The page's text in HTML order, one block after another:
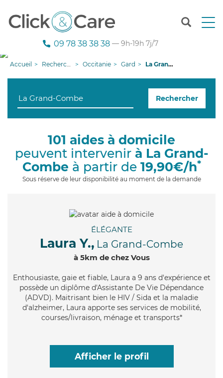
T
n
g
i
09 78 38 38 38 — 9h-19h 7j/7
Accueil Recherche aide à domicile Occitanie Gard La Grand-Combe
Rechercher
101 aides à domicile
peuvent intervenir à La Grand-
Combe à partir de 19,90€/h*
Sous réserve de leur disponibilité au moment de la demande
ÉLÉGANTE
Laura Y., La Grand-Combe
à 5km de chez Vous
Enthousiaste, gaie et fiable, Laura a 9 ans d'expérience et
possède un diplôme d'Assistante De Vie Dépendance
(ADVD). Maitrisant bien le HIV / Sida et la maladie
d'alzheimer, Laura apporte ses services de mobilité,
courses/livraison, ménage et transports*
Afficher le profil